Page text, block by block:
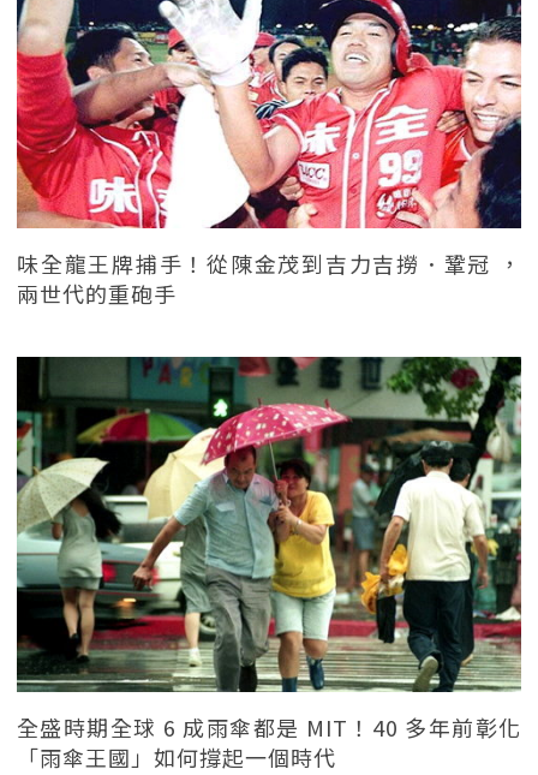
味全龍王牌捕手！從陳金茂到吉力吉撈．鞏冠 ，
兩世代的重砲手
全盛時期全球 6 成雨傘都是 MIT！40 多年前彰化
「雨傘王國」如何撐起一個時代